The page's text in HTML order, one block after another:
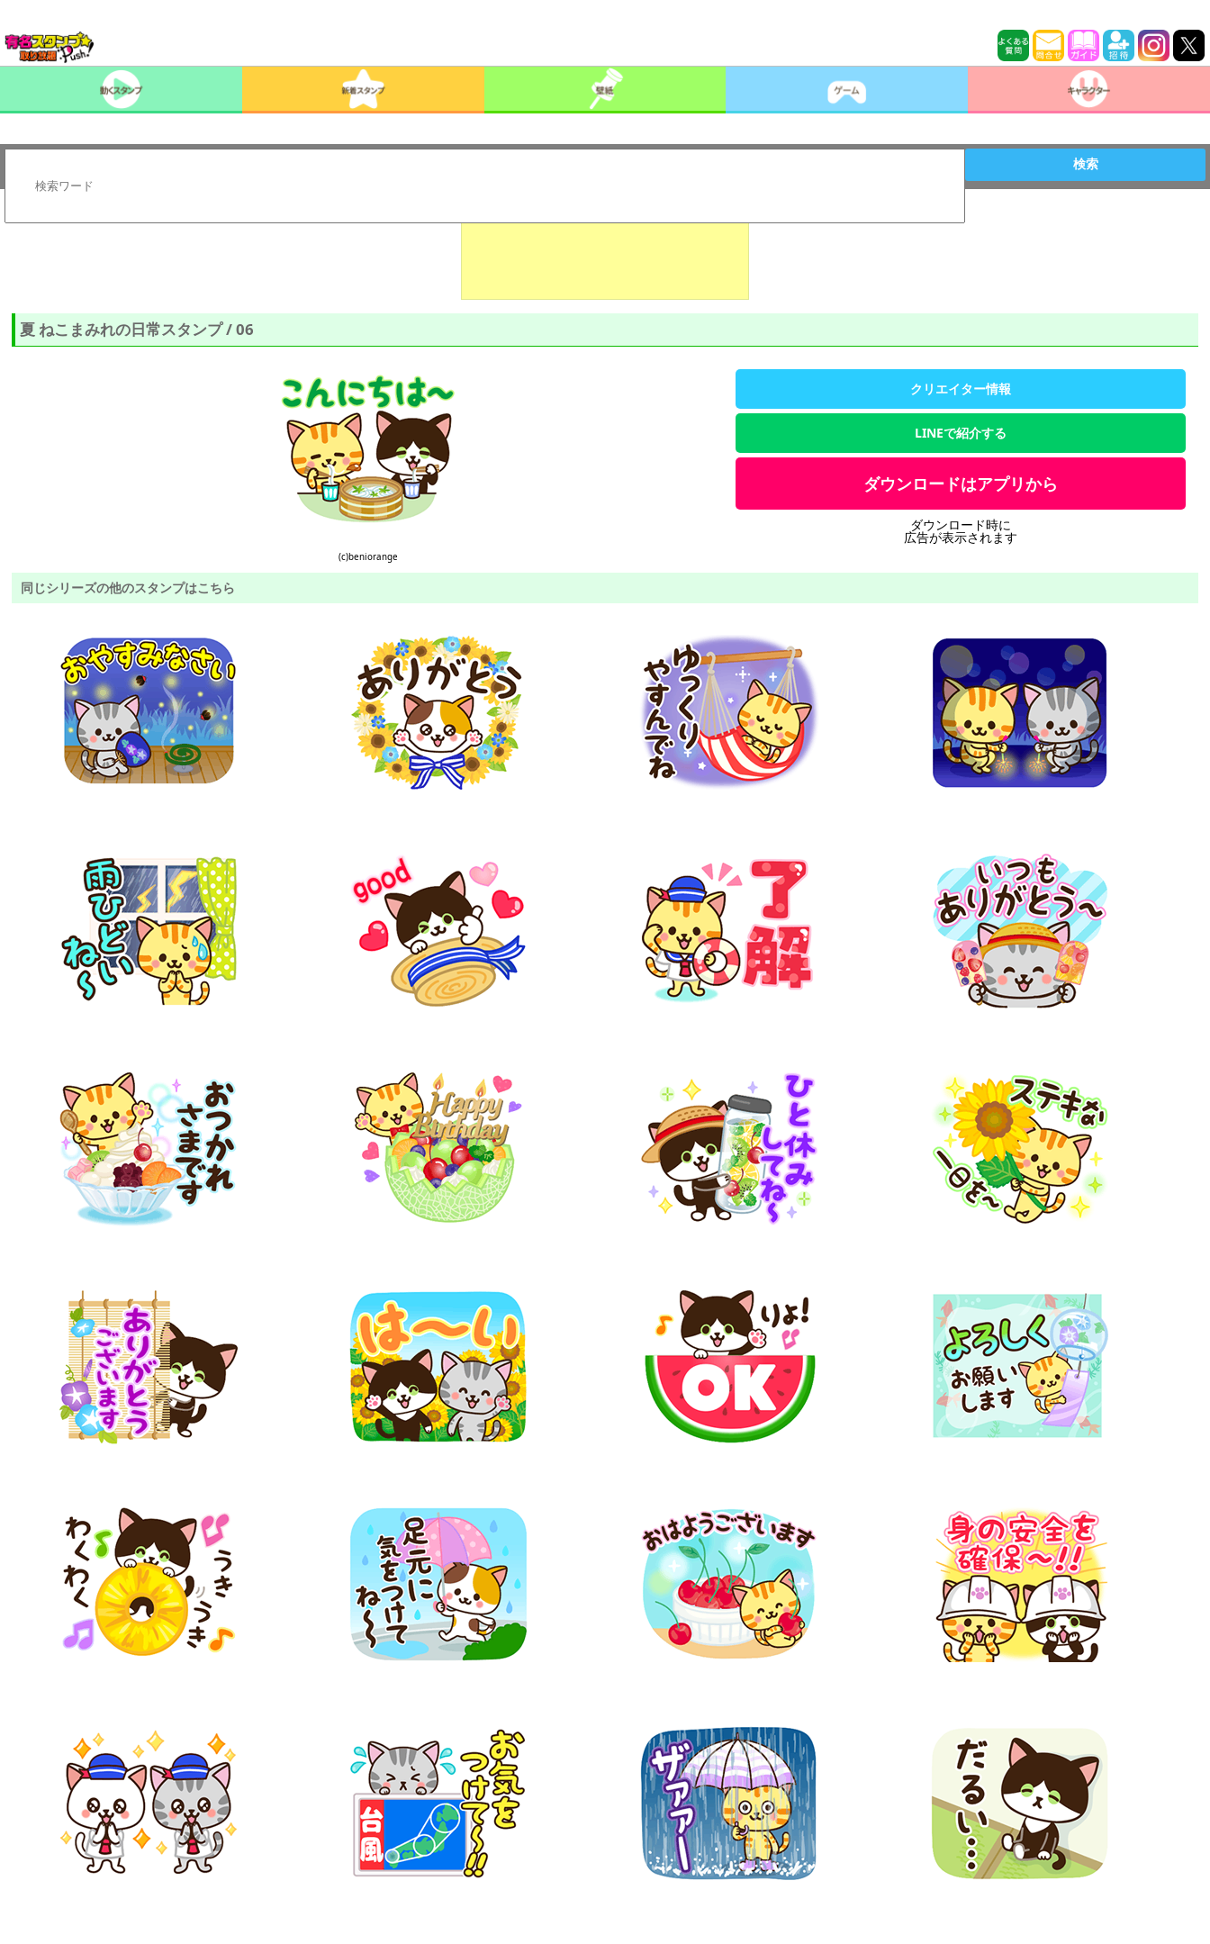
検索
夏 ねこまみれの日常スタンプ / 06
(c)beniorange
クリエイター情報
LINEで紹介する
ダウンロードはアプリから
ダウンロード時に
広告が表示されます
同じシリーズの他のスタンプはこちら